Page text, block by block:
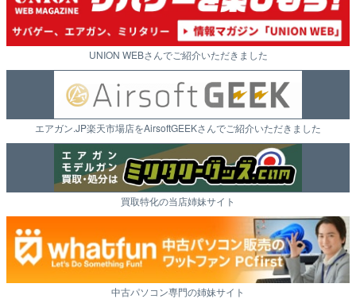
UNION WEBさんでご紹介いただきました
エアガン.JP楽天市場店をAirsoftGEEKさんでご紹介いただきました
買取特化の当店姉妹サイト
中古パソコン専門の姉妹サイト